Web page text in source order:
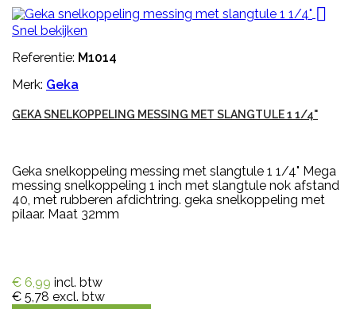

Snel bekijken
Referentie: M1014
Merk: Geka
GEKA SNELKOPPELING MESSING MET SLANGTULE 1 1/4"
Geka snelkoppeling messing met slangtule 1 1/4" Mega
messing snelkoppeling 1 inch met slangtule nok afstand
40, met rubberen afdichtring. geka snelkoppeling met
pilaar. Maat 32mm
€ 6,99 incl. btw
€ 5,78 excl. btw